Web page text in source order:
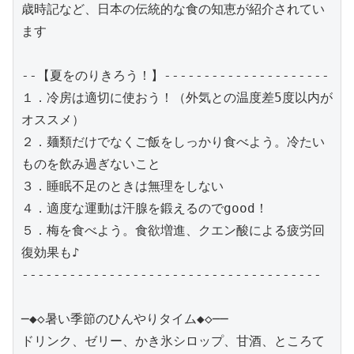
歳時記など、日本の伝統的な食の知恵が紹介されてい
ます
--【夏をのりきろう！】---------------------
１．冷房は適切に使おう！（外気との温度差5度以内が
オススメ）
２．麺類だけでなくご飯をしっかり食べよう。冷たい
ものを飲み過ぎないこと
３．睡眠不足のときは無理をしない
４．適度な運動は汗腺を鍛えるのでgood！
５．梅を食べよう。食欲増進、クエン酸による疲労回
復効果も♪
--------------------------------------
─◆◇暑い季節のひんやりタイム◆◇──
ドリンク、ゼリー、かき氷シロップ、甘酒、ところて